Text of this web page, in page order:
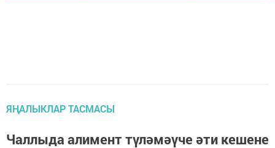
ЯҢАЛЫКЛАР ТАСМАСЫ
Чаллыда алимент түләмәүче әти кешене